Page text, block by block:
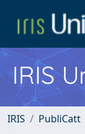
IRIS
IRIS PubliCatt